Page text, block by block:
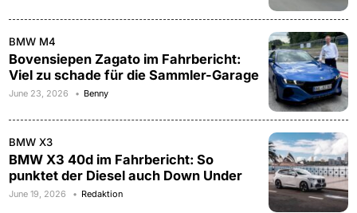
BMW M4
Bovensiepen Zagato im Fahrbericht:
Viel zu schade für die Sammler-Garage
June 23, 2026 Benny
BMW X3
BMW X3 40d im Fahrbericht: So
punktet der Diesel auch Down Under
June 19, 2026 Redaktion